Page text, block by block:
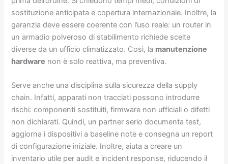
sostituzione anticipata e copertura internazionale. Inoltre, la
garanzia deve essere coerente con l’uso reale: un router in
un armadio polveroso di stabilimento richiede scelte
diverse da un ufficio climatizzato. Così, la manutenzione
hardware non è solo reattiva, ma preventiva.
Serve anche una disciplina sulla sicurezza della supply
chain. Infatti, apparati non tracciati possono introdurre
rischi: componenti sostituiti, firmware non ufficiali o difetti
non dichiarati. Quindi, un partner serio documenta test,
aggiorna i dispositivi a baseline note e consegna un report
di configurazione iniziale. Inoltre, aiuta a creare un
inventario utile per audit e incident response, riducendo il